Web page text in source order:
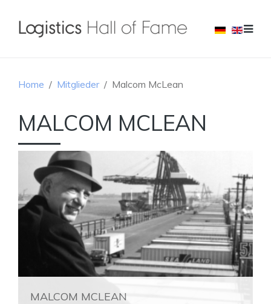
Home Mitglieder Malcom McLean
MALCOM MCLEAN
MALCOM MCLEAN